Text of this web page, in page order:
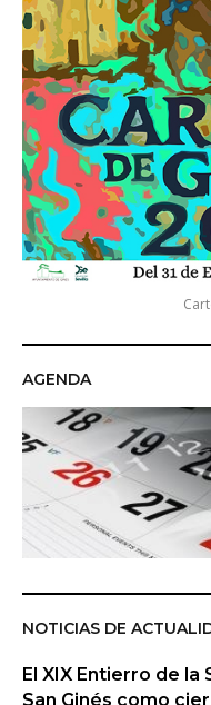
AGENDA
NOTICIAS DE
El XIX Entierro de
San Ginés como